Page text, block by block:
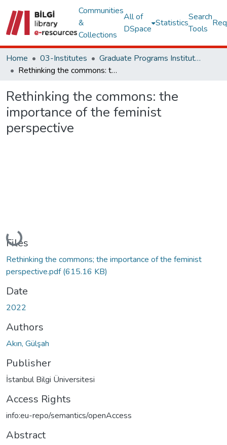
Communities
&
Collections
All of
DSpace
Statistics
Search
Tools
Home 03-Institutes
Graduate Programs Institute Thesis Collection
Rethinking the commons: the importance of the feminist perspective
Rethinking the commons: the
importance of the feminist
perspective
Loading...
Files
Rethinking the commons; the importance of the feminist
perspective.pdf(615.16 KB)
Date
2022
Authors
Akın, Gülşah
Publisher
İstanbul Bilgi Üniversitesi
Access Rights
info:eu-repo/semantics/openAccess
Abstract